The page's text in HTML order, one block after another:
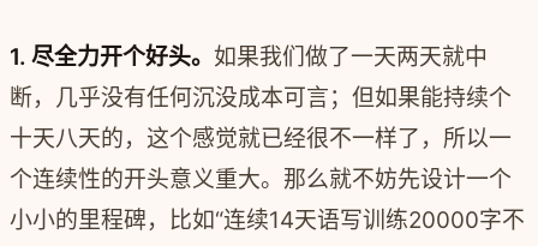
1. 尽全力开个好头。 如果我们做了一天两天就中
断，几乎没有任何沉没成本可言；但如果能持续个
十天八天的，这个感觉就已经很不一样了，所以一
个连续性的开头意义重大。那么就不妨先设计一个
小小的里程碑，比如“连续14天语写训练20000字不